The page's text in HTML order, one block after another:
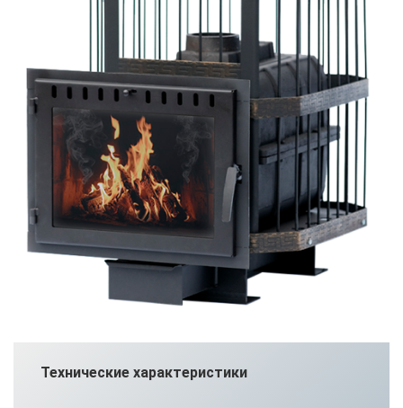
Технические характеристики